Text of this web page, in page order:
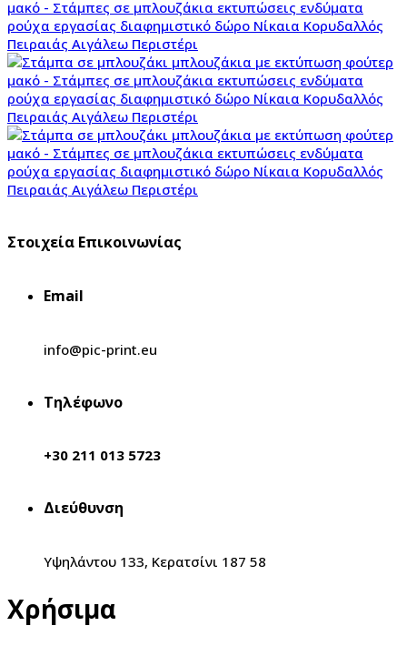
Στοιχεία Επικοινωνίας
Email
info@pic-print.eu
Τηλέφωνο
+30 211 013 5723
Διεύθυνση
Υψηλάντου 133, Κερατσίνι 187 58
Χρήσιμα